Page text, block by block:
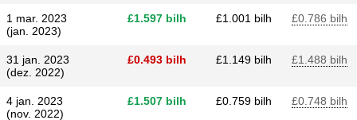
1 mar. 2023
(jan. 2023)
£​1.597 bilh £​1.001 bilh £​0.786 bilh
31 jan. 2023
(dez. 2022)
£​0.493 bilh £​1.149 bilh £​1.488 bilh
4 jan. 2023
(nov. 2022)
£​1.507 bilh £​0.759 bilh £​0.748 bilh